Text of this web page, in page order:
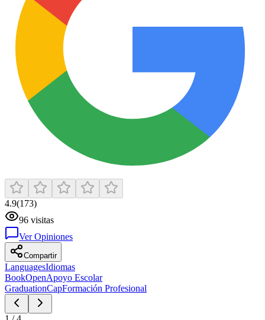
4.9(173)
96 visitas
Ver Opiniones
Compartir
LanguagesIdiomas
BookOpenApoyo Escolar
GraduationCapFormación Profesional